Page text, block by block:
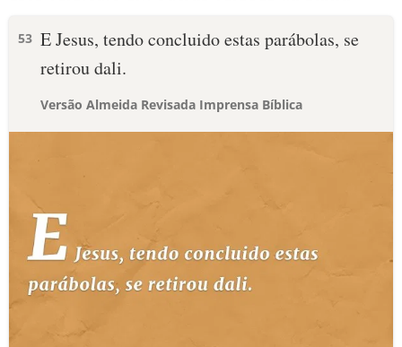
53 E Jesus, tendo concluido estas parábolas, se
retirou dali.
Versão Almeida Revisada Imprensa Bíblica